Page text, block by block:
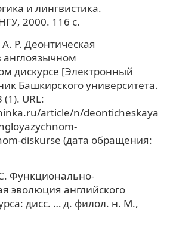
и лингвистика.
2000. 116 с.
Р. Деонтическая
англоязычном
дискурсе [Электронный
Башкирского университета.
URL:
article/n/deonticheskaya
diskurse (дата обращения:
Функционально-
эволюция английского
дисс. … д. филол. н. М.,